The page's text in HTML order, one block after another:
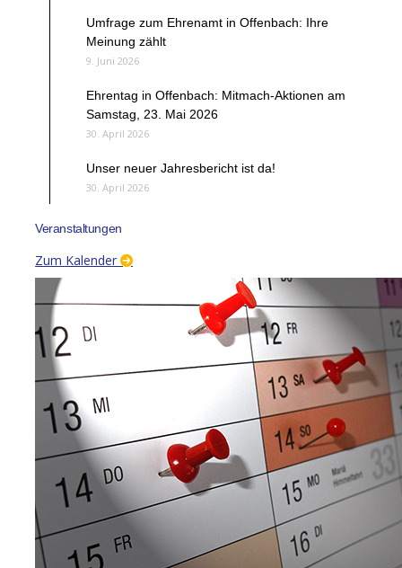
Umfrage zum Ehrenamt in Offenbach: Ihre
Meinung zählt
9. Juni 2026
Ehrentag in Offenbach: Mitmach-Aktionen am
Samstag, 23. Mai 2026
30. April 2026
Unser neuer Jahresbericht ist da!
30. April 2026
Veranstaltungen
Zum Kalender